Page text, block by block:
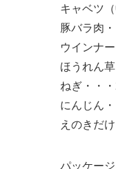
キャベツ
豚バラ肉
ウインナ
ほうれん
ねぎ・・
にんじん
えのきだ
パッケー